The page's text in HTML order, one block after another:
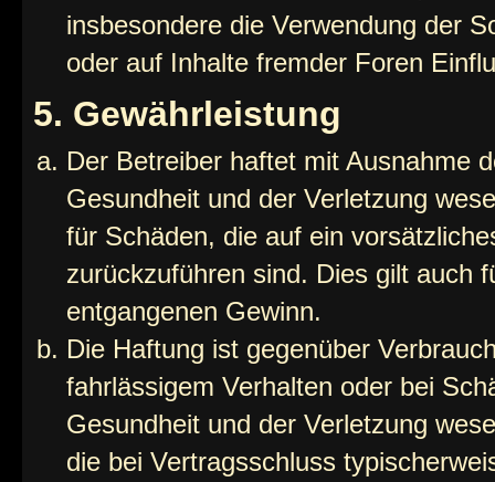
insbesondere die Verwendung der
oder auf Inhalte fremder Foren
5. Gewährleistung
Der Betreiber haftet mit Ausnahme
Gesundheit und der Verletzung
für Schäden, die auf ein
zurückzuführen sind. Dies gilt auch
entgangenen Gewinn.
Die Haftung ist gegenüber
fahrlässigem Verhalten oder bei
Gesundheit und der Verletzung
die bei Vertragsschluss